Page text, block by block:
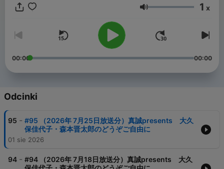
Głośność 1 x
00:00 00:00
Odcinki
95 - #95 （2026年 7月25日放送分）真誠presents 大久
保佳代子・森本晋太郎のどうぞご自由に
01 sie 2026
94 - #94 （2026年 7月18日放送分）真誠presents 大久